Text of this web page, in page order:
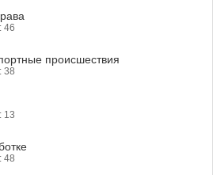
46
происшествия
38
13
48